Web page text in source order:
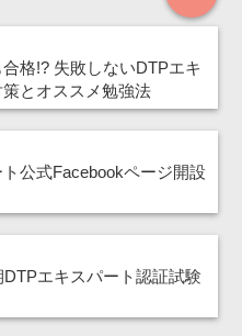
格!? 失敗しないDTPエキ
とオススメ勉強法
公式Facebookページ開設
エキスパート認証試験